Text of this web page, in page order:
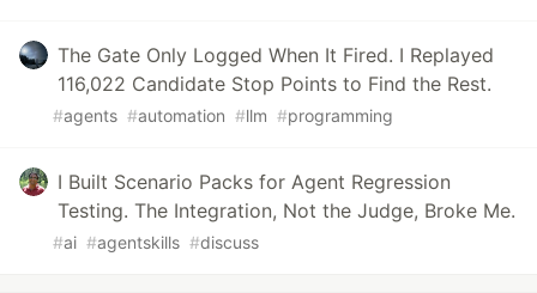
The Gate Only Logged When It Fired. I Replayed
116,022 Candidate Stop Points to Find the Rest.
#agents #automation #llm #programming
I Built Scenario Packs for Agent Regression
Testing. The Integration, Not the Judge, Broke Me.
#ai #agentskills #discuss